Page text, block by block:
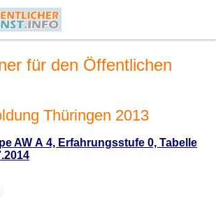
für den Öffentlichen
Thüringen 2013
AW A 4, Erfahrungsstufe 0, Tabelle